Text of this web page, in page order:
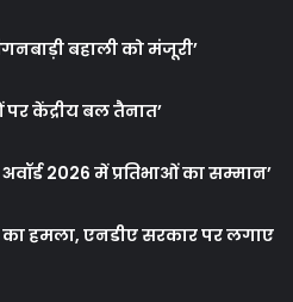
बहाली को मंजूरी’
केंद्रीय बल तैनात’
2026 में प्रतिभाओं का सम्मान’
हमला, एनडीए सरकार पर लगाए